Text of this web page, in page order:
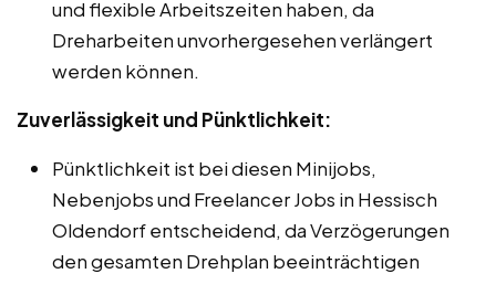
und flexible Arbeitszeiten haben, da
Dreharbeiten unvorhergesehen verlängert
werden können.
Zuverlässigkeit und Pünktlichkeit:
Pünktlichkeit ist bei diesen Minijobs,
Nebenjobs und Freelancer Jobs in Hessisch
Oldendorf entscheidend, da Verzögerungen
den gesamten Drehplan beeinträchtigen